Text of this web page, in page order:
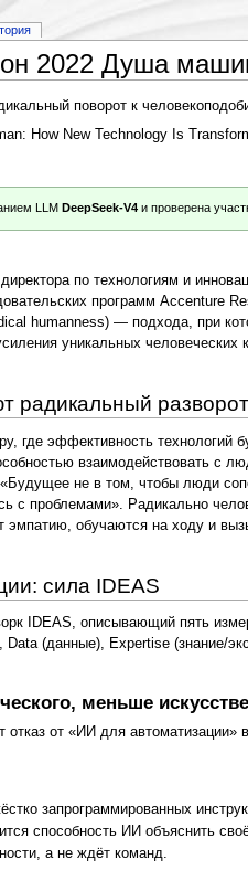
2022 Душа
поворот к
How New Technology Is
LLM DeepSeek-V4и проверена
по технологиям и
программ Accenture
humanness) — подхода, при
уникальных человеческих
радикальный разворот
где эффективность технологий
взаимодействовать с
не в том, чтобы люди
с проблемами». Радикально
эмпатию, обучаются на ходу и
сила IDEAS
IDEAS, описывающий пять
(данные), Expertise (знание/
меньше
отказ от «ИИ для
запрограммированных
способность ИИ объяснить
а не ждёт команд.